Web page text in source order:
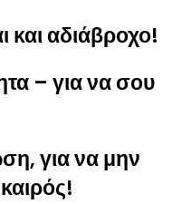
και αδιάβροχο!
– για να σου
για να μην